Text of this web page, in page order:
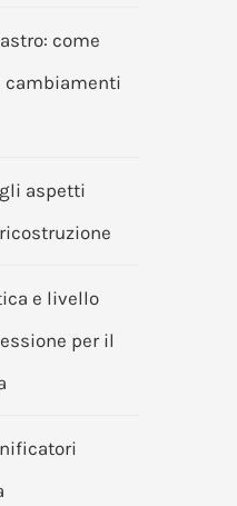
come
cambiamenti
aspetti
e livello
per il